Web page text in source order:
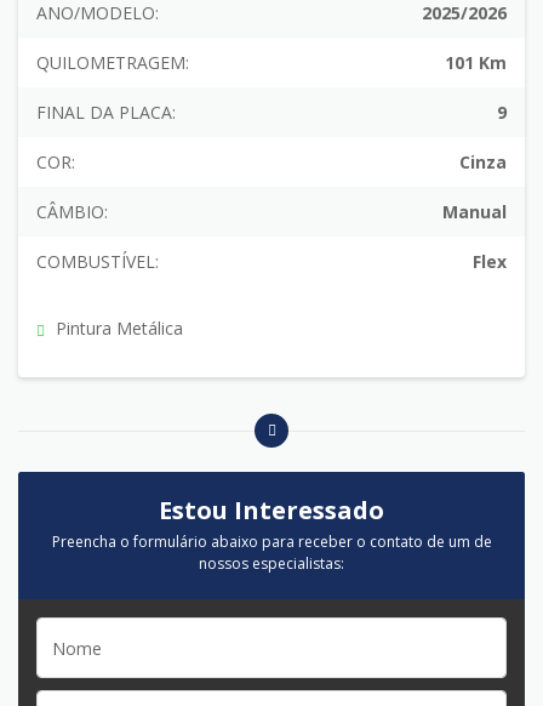
ANO/MODELO: 2025/2026
QUILOMETRAGEM: 101 Km
FINAL DA PLACA: 9
COR: Cinza
CÂMBIO: Manual
COMBUSTÍVEL: Flex
Pintura Metálica
Estou Interessado
Preencha o formulário abaixo para receber o contato de um de
nossos especialistas: